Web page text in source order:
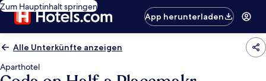
Zum Hauptinhalt springen
App herunterladen
Alle Unterkünfte anzeigen
Aparthotel